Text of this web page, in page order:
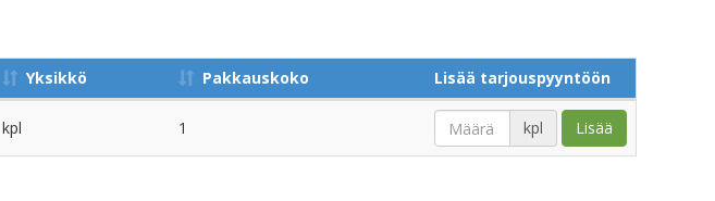
Yksikkö Pakkauskoko Lisää tarjouspyyntöön
kpl 1 kpl Lisää